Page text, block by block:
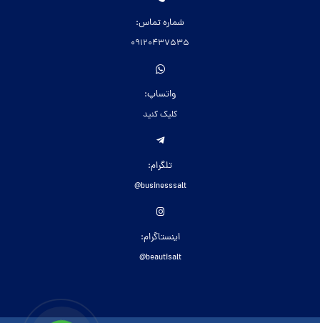
شماره تماس:
09120437535
واتساپ:
کلیک کنید
تلگرام:
businesssalt@
اینستاگرام:
beautisalt@